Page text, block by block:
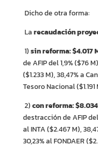
Dicho de otra forma:
Larecaudación
1)sin reforma:$4.017
de AFIP del 1,9% ($76
($1.233 M), 38,47% a
Tesoro Nacional ($1.191
2)con reforma:
destracción de AFIP del
al INTA ($2.467 M),
30,23% al FONDAER